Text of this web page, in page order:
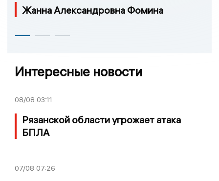
Жанна Александровна Фомина
Интересные новости
08/08 03:11
Рязанской области угрожает атака
БПЛА
07/08 07:26